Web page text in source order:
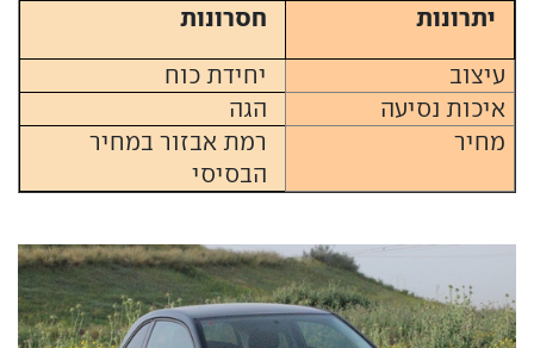
יתרונות
חסרונות
עיצוב
יחידת כוח
איכות נסיעה
הגה
מחיר
רמת אבזור במחיר
הבסיסי